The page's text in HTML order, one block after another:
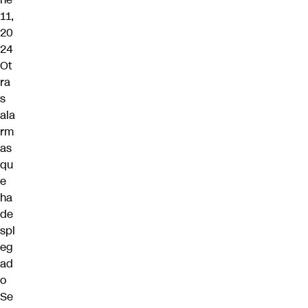
11,
20
24
Ot
ra
s
ala
rm
as
qu
e
ha
de
spl
eg
ad
o
Se